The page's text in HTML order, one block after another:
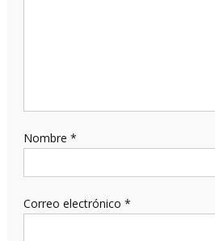
Nombre *
Correo electrónico *